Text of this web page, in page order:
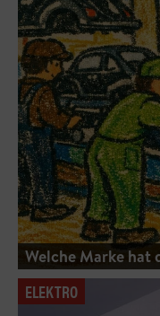
Welche Marke hat
ELEKTRO